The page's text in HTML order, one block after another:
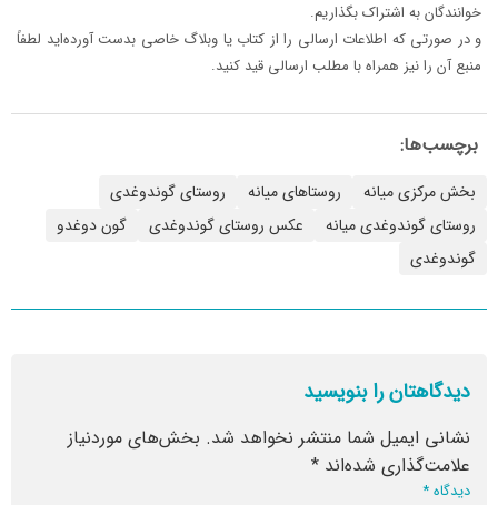
خوانندگان به اشتراک بگذاریم.
و در صورتی که اطلاعات ارسالی را از کتاب یا وبلاگ خاصی بدست آورده‌اید لطفاً
منبع آن را نیز همراه با مطلب ارسالی قید کنید.
برچسب‌ها:
بخش مرکزی میانه روستاهای میانه
روستای گوندوغدی
روستای گوندوغدی میانه
عکس روستای گوندوغدی
گون دوغدو
گوندوغدی
دیدگاهتان را بنویسید
نشانی ایمیل شما منتشر نخواهد شد. بخش‌های موردنیاز
علامت‌گذاری شده‌اند *
دیدگاه*